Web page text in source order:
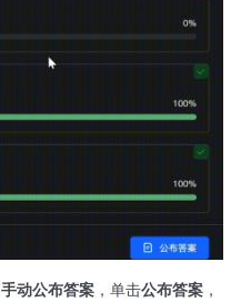
手动公布答案 ，单击公布答案 ，